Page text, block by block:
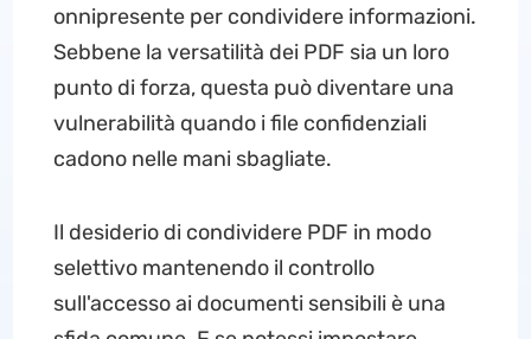
onnipresente per condividere informazioni.
Sebbene la versatilità dei PDF sia un loro
punto di forza, questa può diventare una
vulnerabilità quando i file confidenziali
cadono nelle mani sbagliate.
Il desiderio di condividere PDF in modo
selettivo mantenendo il controllo
sull'accesso ai documenti sensibili è una